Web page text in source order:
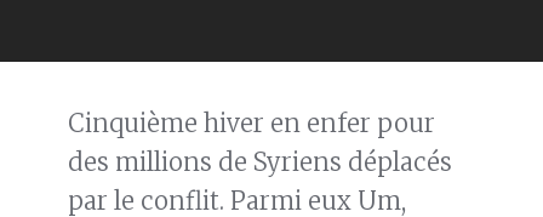
Cinquième hiver en enfer pour
des millions de Syriens déplacés
par le conflit. Parmi eux Um,